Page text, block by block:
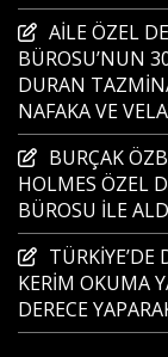
AİLE ÖZEL
BÜROSU’NUN
DURAN
NAFAKA VE
BURÇAK
HOLMES ÖZEL
BÜROSU İLE
KERİM OKUMA
DERECE